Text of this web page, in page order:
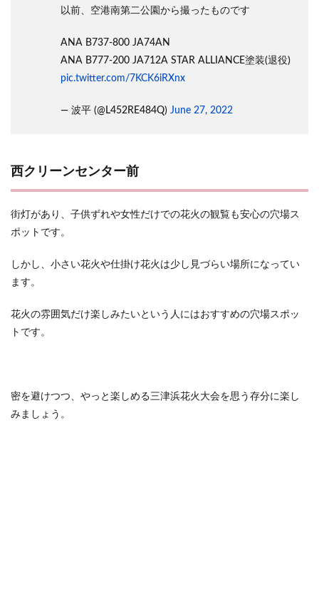
以前、空港南第二公園から撮ったものです
ANA B737-800 JA74AN
ANA B777-200 JA712A STAR ALLIANCE塗装(退役)
pic.twitter.com/7KCK6iRXnx
— 波平 (@L452RE484Q) June 27, 2022
西クリーンセンター前
街灯があり、子供ずれや女性だけでの花火の観覧も安心の穴場ス
ポットです。
しかし、小さい花火や仕掛け花火は少し見づらい場所になってい
ます。
花火の雰囲気だけ楽しみたいという人にはおすすめの穴場スポッ
トです。
密を避けつつ、やっと楽しめる三津浜花火大会を思う存分に楽し
みましょう。